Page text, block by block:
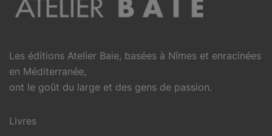
Les éditions Atelier Baie, basées à Nîmes et enracinées
en Méditerranée,
ont le goût du large et des gens de passion.
Livres